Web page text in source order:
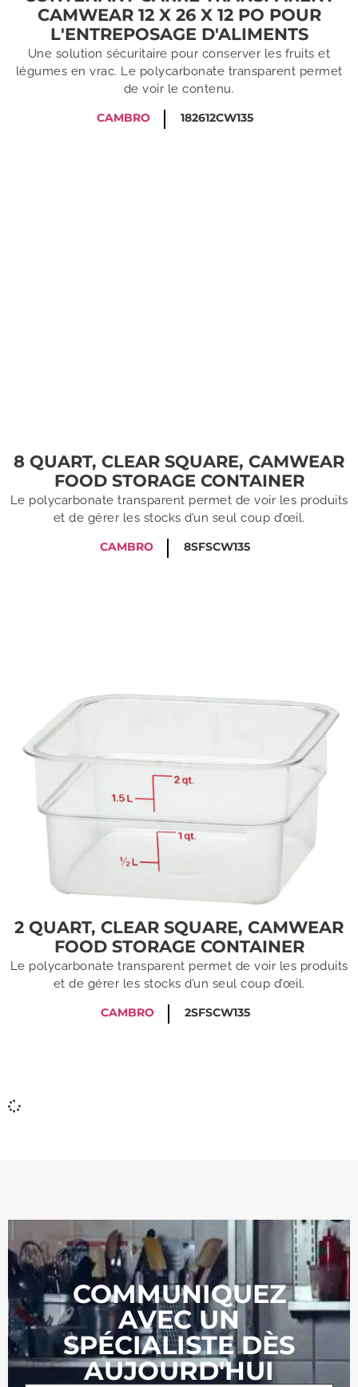
CAMWEAR 12 X 26 X 12 PO POUR
L'ENTREPOSAGE D'ALIMENTS
Une solution sécuritaire pour conserver les fruits et
légumes en vrac. Le polycarbonate transparent permet
de voir le contenu.
CAMBRO
182612CW135
8 QUART, CLEAR SQUARE, CAMWEAR
FOOD STORAGE CONTAINER
Le polycarbonate transparent permet de voir les produits
et de gérer les stocks d’un seul coup d’œil.
CAMBRO
8SFSCW135
2 QUART, CLEAR SQUARE, CAMWEAR
FOOD STORAGE CONTAINER
Le polycarbonate transparent permet de voir les produits
et de gérer les stocks d’un seul coup d’œil.
CAMBRO
2SFSCW135
COMMUNIQUEZ
AVEC UN
SPÉCIALISTE DÈS
AUJOURD'HUI